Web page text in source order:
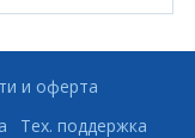
и оферта
Тех. поддержка